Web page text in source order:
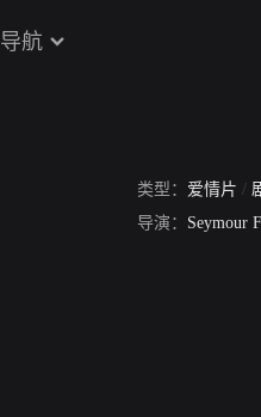
导航
类型： 爱情片 /
导演： Seymour